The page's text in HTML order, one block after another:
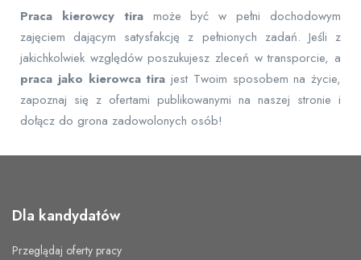
Praca kierowcy tira może być w pełni dochodowym
zajęciem dającym satysfakcję z pełnionych zadań. Jeśli z
jakichkolwiek względów poszukujesz zleceń w transporcie, a
praca jako kierowca tira jest Twoim sposobem na życie,
zapoznaj się z ofertami publikowanymi na naszej stronie i
dołącz do grona zadowolonych osób!
Dla kandydatów
Przeglądaj oferty pracy